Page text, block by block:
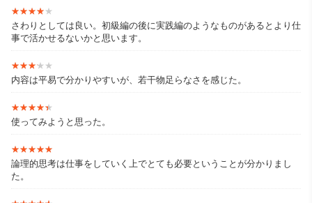
指す人や、職場の人間関係・将来のキャリアに悩む社会人を対象
に指導している。
しみを持つ大人が増える」社会を目指して活動している。
【得意な分野】
①キャリア設計
②信頼を得るコミュニケーション術
③ファシリテーション
★★★★★
★★★★★
さわりとしては良い。初級編の後に実践編のようなものがあるとより仕
事で活かせるないかと思います。
★★★★★
★★★★★
内容は平易で分かりやすいが、若干物足らなさを感じた。
★★★★★
★★★★★
使ってみようと思った。
★★★★★
★★★★★
論理的思考は仕事をしていく上でとても必要ということが分かりまし
た。